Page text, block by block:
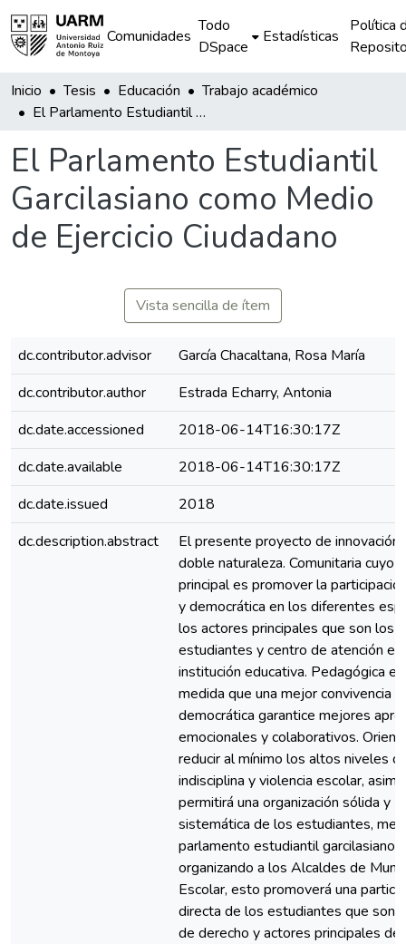
Comunidades
Todo
DSpace
Estadísticas
Política
Inicio Tesis Educación
Trabajo académico
El Parlamento Estudiantil Garcilasiano como Medio de Ejercicio Ciudadano
El Parlamento Estudiantil
Garcilasiano como Medio
de Ejercicio Ciudadano
Vista sencilla de ítem
dc.contributor.advisor
García Chacaltana, Rosa María
dc.contributor.author
Estrada Echarry, Antonia
dc.date.accessioned
2018-06-14T16:30:17Z
dc.date.available
2018-06-14T16:30:17Z
dc.date.issued
2018
dc.description.abstract
El presente proyecto de innovación
doble naturaleza. Comunitaria cuyo
principal es promover la
y democrática en los diferentes
los actores principales que son los
estudiantes y centro de atención en
institución educativa. Pedagógica
medida que una mejor convivencia
democrática garantice mejores
emocionales y colaborativos.
reducir al mínimo los altos niveles
indisciplina y violencia escolar,
permitirá una organización sólida y
sistemática de los estudiantes,
parlamento estudiantil garcilasiano,
organizando a los Alcaldes de
Escolar, esto promoverá una
directa de los estudiantes que son
de derecho y actores principales